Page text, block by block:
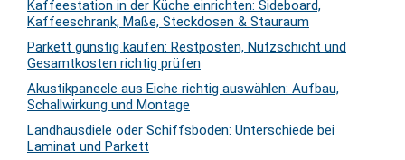
Kaffeestation in der Küche einrichten: Sideboard,
Kaffeeschrank, Maße, Steckdosen & Stauraum
Parkett günstig kaufen: Restposten, Nutzschicht und
Gesamtkosten richtig prüfen
Akustikpaneele aus Eiche richtig auswählen: Aufbau,
Schallwirkung und Montage
Landhausdiele oder Schiffsboden: Unterschiede bei
Laminat und Parkett